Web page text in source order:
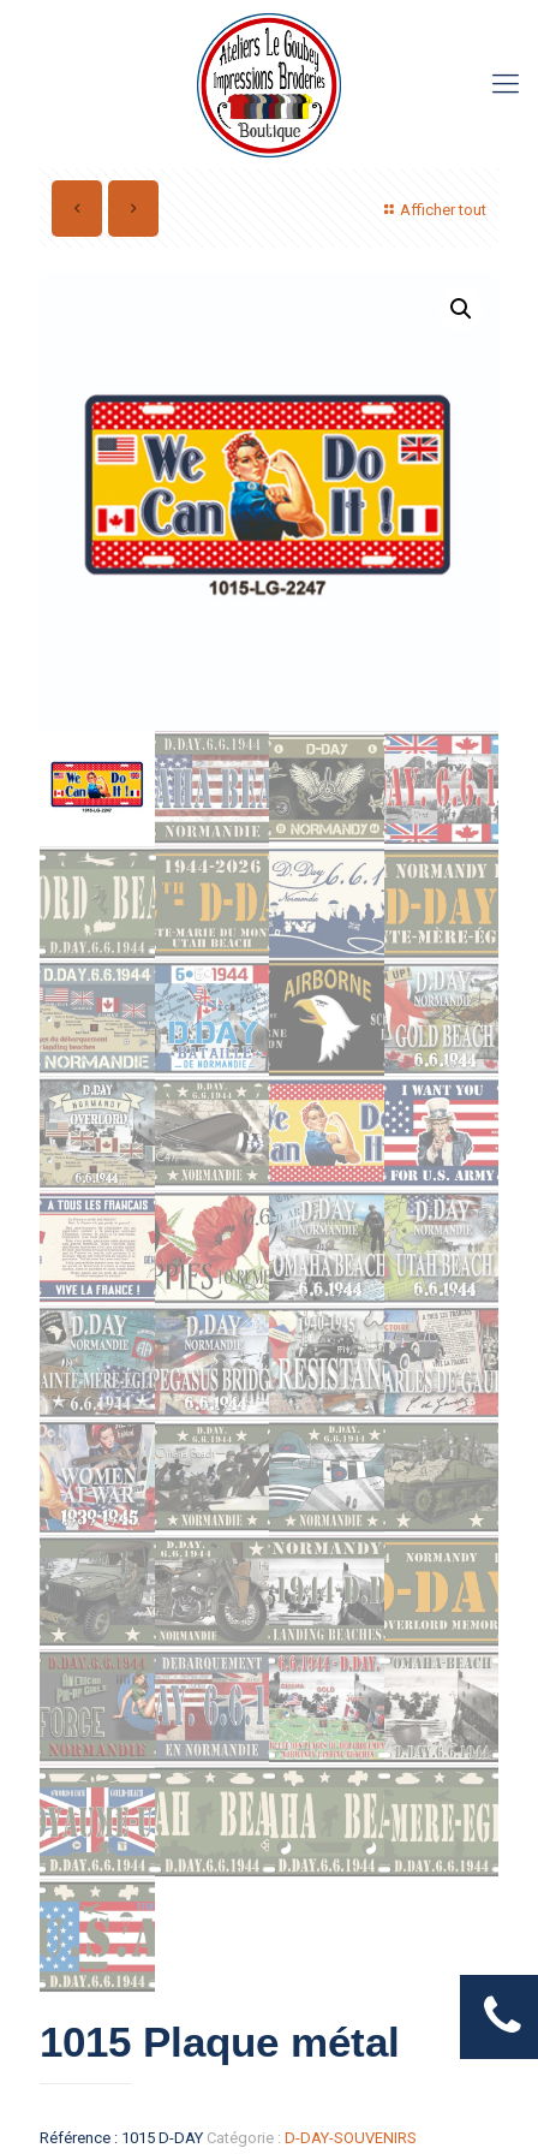
Afficher tout
1015 Plaque métal
Référence : 1015 D-DAY Catégorie : D-DAY-SOUVENIRS